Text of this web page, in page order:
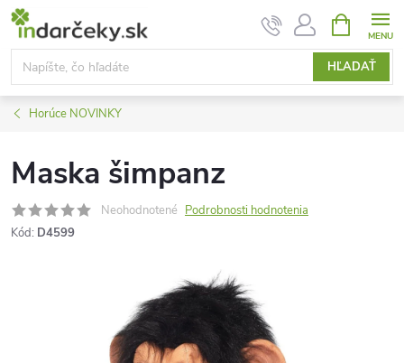
Prejsť
obsah
HĽADAŤ
KOŠÍK
Horúce NOVINKY
Maska šimpanz
Neohodnotené Podrobnosti hodnotenia
Kód: D4599